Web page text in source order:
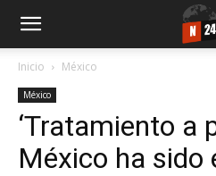
Inicio México
México
‘Tratamiento a
México ha sido